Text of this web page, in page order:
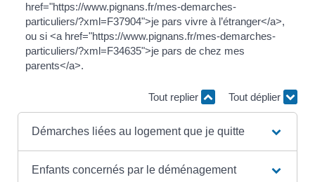
href="https://www.pignans.fr/mes-demarches-
particuliers/?xml=F37904">je pars vivre à l’étranger</a>,
ou si <a href="https://www.pignans.fr/mes-demarches-
particuliers/?xml=F34635">je pars de chez mes
parents</a>.
Tout replier Tout déplier
Démarches liées au logement que je quitte
Enfants concernés par le déménagement